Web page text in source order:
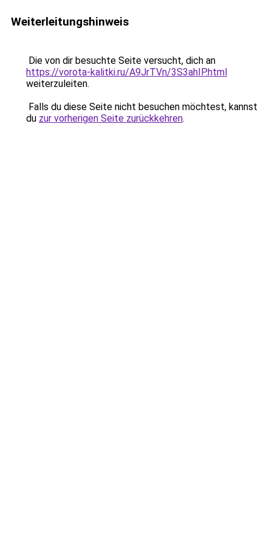
Weiterleitungshinweis
Die von dir besuchte Seite versucht, dich an
https://vorota-kalitki.ru/A9JrTVn/3S3ahIP.html
weiterzuleiten.
Falls du diese Seite nicht besuchen möchtest, kannst
du zur vorherigen Seite zurückkehren.